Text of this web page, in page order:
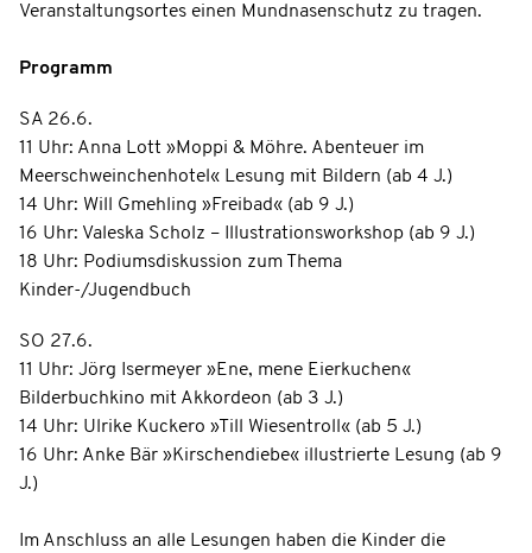
Veranstaltungsortes einen Mundnasenschutz zu tragen.
Programm
SA 26.6.
11 Uhr: Anna Lott »Moppi & Möhre. Abenteuer im
Meerschweinchenhotel« Lesung mit Bildern (ab 4 J.)
14 Uhr: Will Gmehling »Freibad« (ab 9 J.)
16 Uhr: Valeska Scholz – Illustrationsworkshop (ab 9 J.)
18 Uhr: Podiumsdiskussion zum Thema
Kinder-/Jugendbuch
SO 27.6.
11 Uhr: Jörg Isermeyer »Ene, mene Eierkuchen«
Bilderbuchkino mit Akkordeon (ab 3 J.)
14 Uhr: Ulrike Kuckero »Till Wiesentroll« (ab 5 J.)
16 Uhr: Anke Bär »Kirschendiebe« illustrierte Lesung (ab 9
J.)
Im Anschluss an alle Lesungen haben die Kinder die